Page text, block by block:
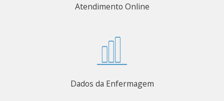
Atendimento Online
Dados da Enfermagem